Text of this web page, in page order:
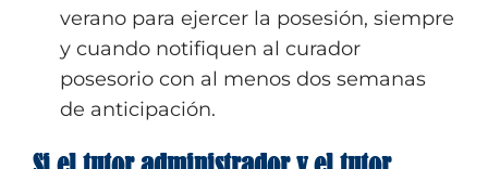
verano para ejercer la posesión, siempre
y cuando notifiquen al curador
posesorio con al menos dos semanas
de anticipación.